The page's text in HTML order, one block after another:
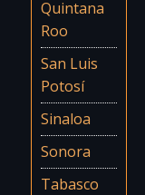
Quintana
Roo
San Luis
Potosí
Sinaloa
Sonora
Tabasco